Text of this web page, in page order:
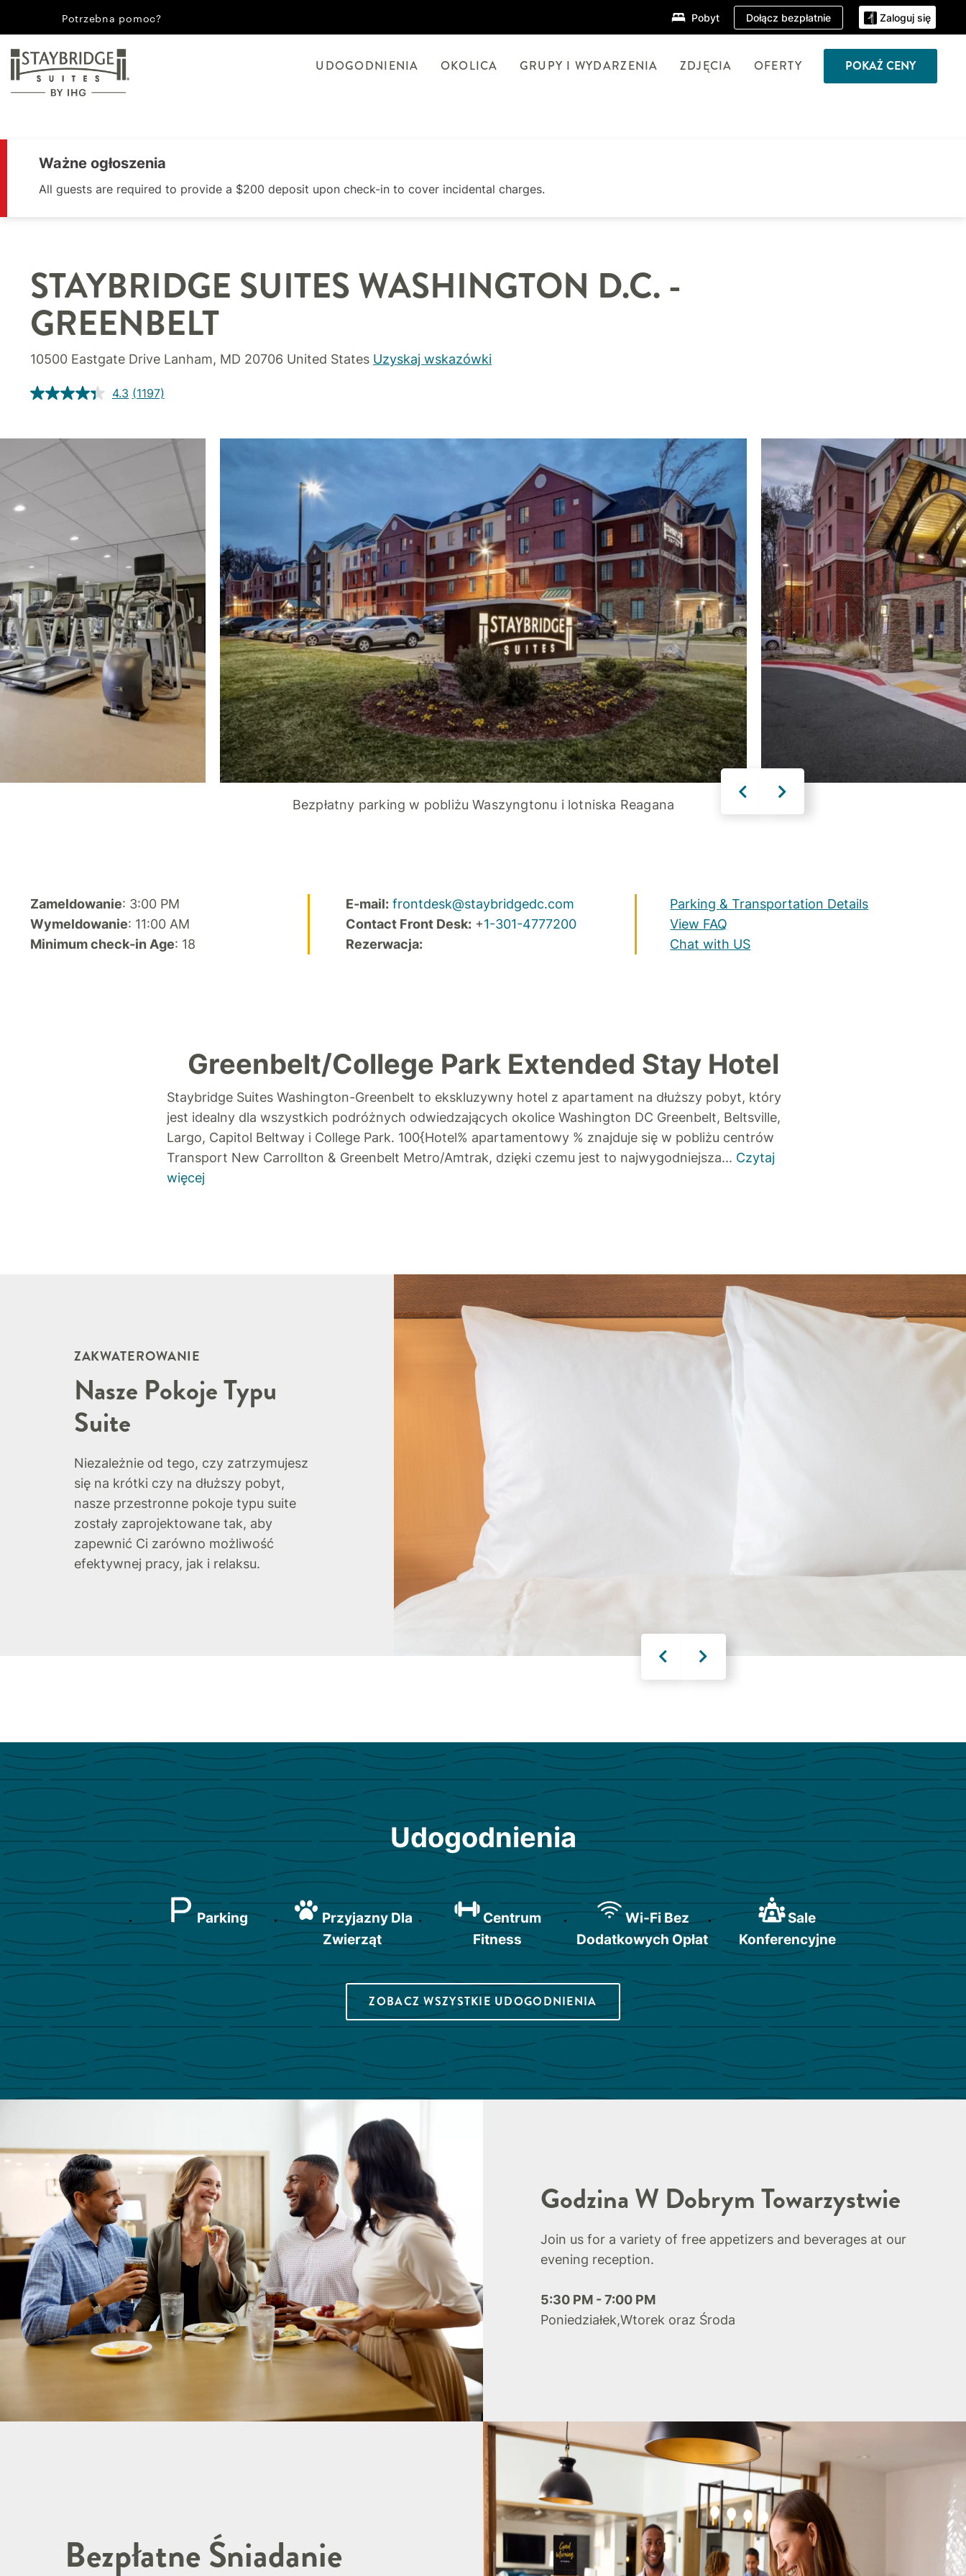
Potrzebna pomoc? Pobyt Dołącz bezpłatnie Zaloguj się
UDOGODNIENIA OKOLICA GRUPY I WYDARZENIA ZDJĘCIA OFERTY POKAŻ CENY
Ważne ogłoszenia
All guests are required to provide a $200 deposit upon check-in to cover incidental charges.
STAYBRIDGE SUITESWASHINGTON D.C. -
GREENBELT
10500 Eastgate Drive Lanham, MD 20706 United States Uzyskaj wskazówki
4.3 (1197)
Bezpłatny parking w pobliżu Waszyngtonu i lotniska Reagana
Zameldowanie: 3:00 PM
Wymeldowanie: 11:00 AM
Minimum check-in Age: 18
E-mail: frontdesk@staybridgedc.com
Contact Front Desk:+1-301-4777200
Rezerwacja:
Parking & Transportation Details
View FAQ
Chat with US
Greenbelt/College Park Extended Stay Hotel
Staybridge Suites Washington-Greenbelt to ekskluzywny hotel z apartament na dłuższy pobyt, który
jest idealny dla wszystkich podróżnych odwiedzających okolice Washington DC Greenbelt, Beltsville,
Largo, Capitol Beltway i College Park. 100{Hotel% apartamentowy % znajduje się w pobliżu centrów
Transport New Carrollton & Greenbelt Metro/Amtrak, dzięki czemu jest to najwygodniejsza... Czytaj
więcej
ZAKWATEROWANIE
Nasze Pokoje Typu
Suite
Niezależnie od tego, czy zatrzymujesz
się na krótki czy na dłuższy pobyt,
nasze przestronne pokoje typu suite
zostały zaprojektowane tak, aby
zapewnić Ci zarówno możliwość
efektywnej pracy, jak i relaksu.
Udogodnienia
Parking
Przyjazny Dla
Zwierząt
Centrum
Fitness
Wi-Fi Bez
Dodatkowych Opłat
Sale
Konferencyjne
ZOBACZ WSZYSTKIE UDOGODNIENIA
Godzina W Dobrym Towarzystwie
Join us for a variety of free appetizers and beverages at our
evening reception.
5:30 PM - 7:00 PM
Poniedziałek,Wtorek oraz Środa
Bezpłatne Śniadanie